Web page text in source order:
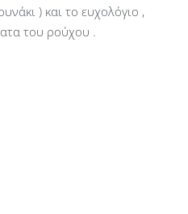
) και το ευχολόγιο ,
του ρούχου .